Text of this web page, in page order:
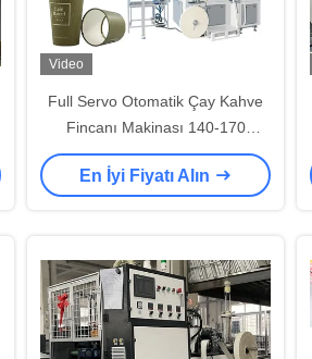
Video
Full Servo Otomatik Çay Kahve
Fincanı Makinası 140-170
Adet/Dk
En İyi Fiyatı Alın